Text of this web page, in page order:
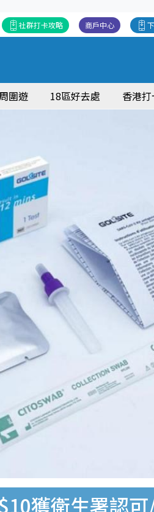
商戶中心
社群打卡攻略
圍遊 18區好去處 香港
獲衛生署認